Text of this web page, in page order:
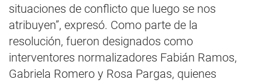
situaciones de conflicto que luego se nos
atribuyen”, expresó. Como parte de la
resolución, fueron designados como
interventores normalizadores Fabián Ramos,
Gabriela Romero y Rosa Pargas, quienes